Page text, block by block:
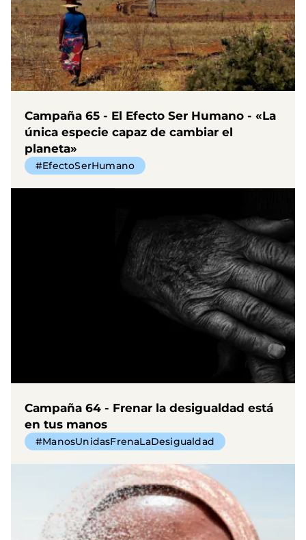
Campaña 65 - El Efecto Ser Humano - «La
única especie capaz de cambiar el
planeta»
#EfectoSerHumano
Campaña 64 - Frenar la desigualdad está
en tus manos
#ManosUnidasFrenaLaDesigualdad